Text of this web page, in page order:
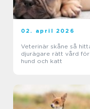
02. april 2026
Veterinär skåne så hittar
djurägare rätt vård för
hund och katt